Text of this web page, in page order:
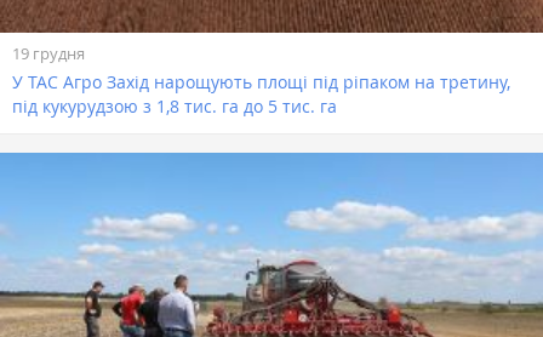
19 грудня
У ТАС Агро Захід нарощують площі під ріпаком на третину,
під кукурудзою з 1,8 тис. га до 5 тис. га